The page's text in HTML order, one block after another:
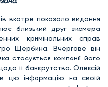
вкотре показало видання
близький друг ексмера
кримінальних справ
Щербина. Вчергове він
стосується компанії його
її банкрутства. Олексій
цю інформацію на своїй